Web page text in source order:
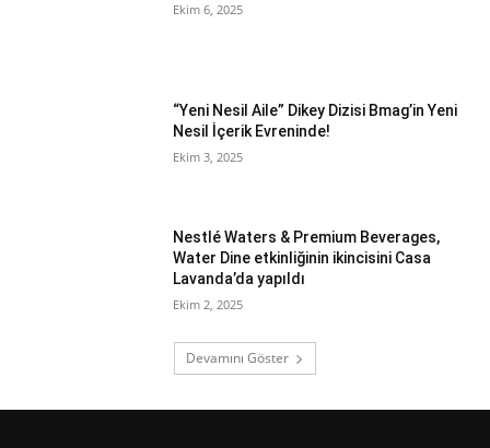
Ekim 6, 2025
“Yeni Nesil Aile” Dikey Dizisi Bmag’in Yeni
Nesil İçerik Evreninde!
Ekim 3, 2025
Nestlé Waters & Premium Beverages,
Water Dine etkinliğinin ikincisini Casa
Lavanda’da yapıldı
Ekim 2, 2025
Devamını Göster